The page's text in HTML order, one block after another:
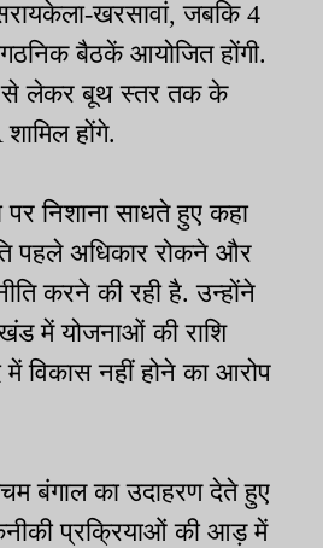
खरसावां, जबकि 4
बैठकें आयोजित होंगी.
से लेकर बूथ स्तर तक के
होंगे.
पर निशाना साधते हुए कहा
पहले अधिकार रोकने और
करने की रही है. उन्होंने
में योजनाओं की राशि
में विकास नहीं होने का आरोप
बंगाल का उदाहरण देते हुए
प्रक्रियाओं की आड़ में